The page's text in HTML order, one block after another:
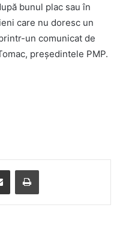
bunul plac sau în
care nu doresc un
un comunicat de
președintele PMP.